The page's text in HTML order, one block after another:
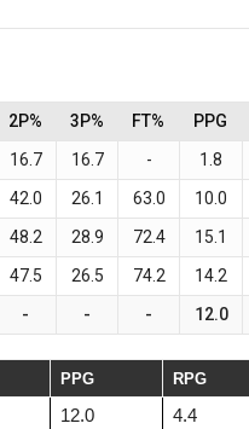
2P% 3P% FT% PPG
16.7 16.7 - 1.8
42.0 26.1 63.0 10.0
48.2 28.9 72.4 15.1
47.5 26.5 74.2 14.2
- - - 12.0
PPG RPG
12.0 4.4